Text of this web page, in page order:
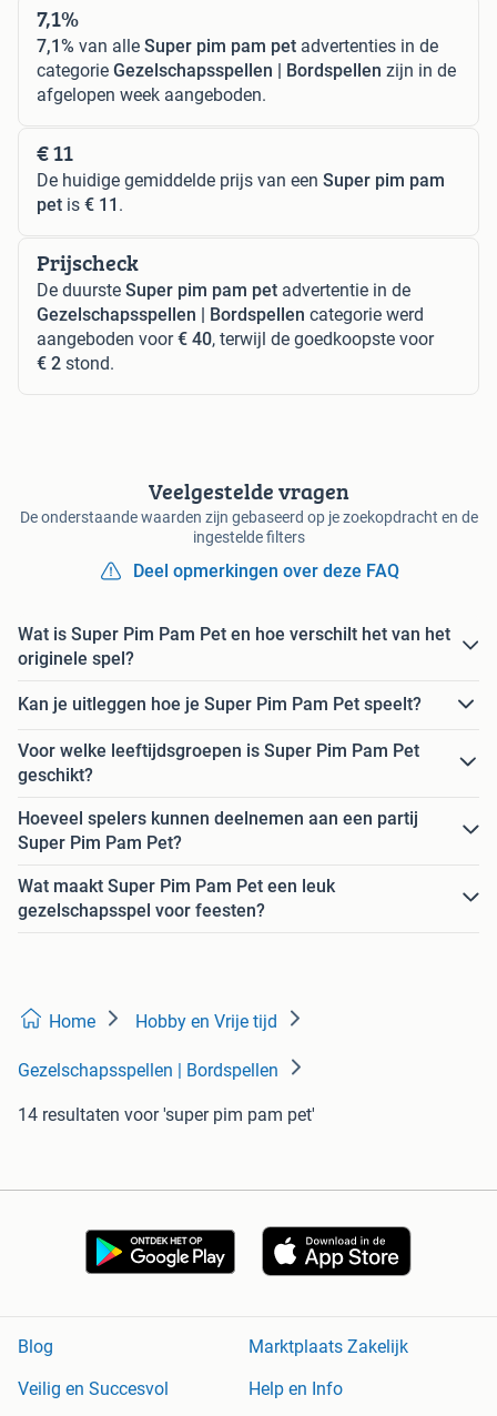
7,1%
7,1% van alle Super pim pam pet advertenties in de
categorie Gezelschapsspellen | Bordspellen zijn in de
afgelopen week aangeboden.
€ 11
De huidige gemiddelde prijs van een Super pim pam
pet is € 11 .
Prijscheck
De duurste Super pim pam pet advertentie in de
Gezelschapsspellen | Bordspellen categorie werd
aangeboden voor€ 40, terwijl de goedkoopste voor
€ 2 stond.
Veelgestelde vragen
De onderstaande waarden zijn gebaseerd op je zoekopdracht en de
ingestelde filters
Deel opmerkingen over deze FAQ
Wat is Super Pim Pam Pet en hoe verschilt het van het
originele spel?
Kan je uitleggen hoe je Super Pim Pam Pet speelt?
Voor welke leeftijdsgroepen is Super Pim Pam Pet
geschikt?
Hoeveel spelers kunnen deelnemen aan een partij
Super Pim Pam Pet?
Wat maakt Super Pim Pam Pet een leuk
gezelschapsspel voor feesten?
Home Hobby en Vrije tijd
Gezelschapsspellen | Bordspellen
14 resultaten voor 'super pim pam pet'
Blog
Marktplaats Zakelijk
Veilig en Succesvol
Help en Info